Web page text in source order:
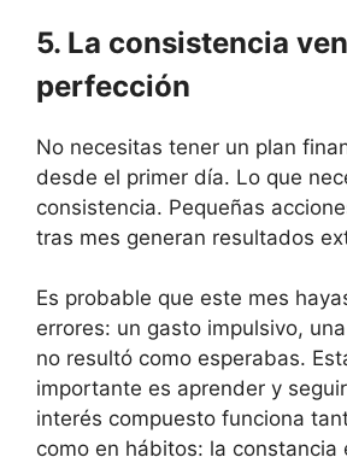
5. La consistencia
perfección
No necesitas tener un plan
desde el primer día. Lo que
consistencia. Pequeñas
tras mes generan resultados
Es probable que este mes
errores: un gasto impulsivo,
no resultó como esperabas.
importante es aprender y
interés compuesto funciona
como en hábitos: la constancia